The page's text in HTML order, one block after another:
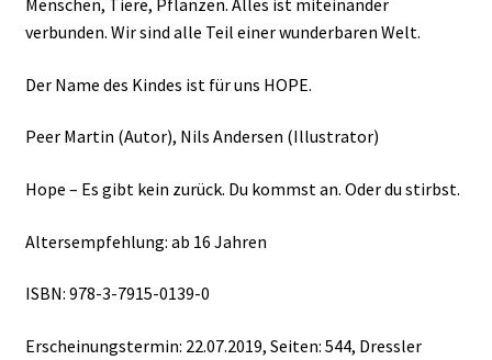
Menschen, Tiere, Pflanzen. Alles ist miteinander
verbunden. Wir sind alle Teil einer wunderbaren Welt.
Der Name des Kindes ist für uns HOPE.
Peer Martin (Autor), Nils Andersen (Illustrator)
Hope – Es gibt kein zurück. Du kommst an. Oder du stirbst.
Altersempfehlung: ab 16 Jahren
ISBN: 978-3-7915-0139-0
Erscheinungstermin: 22.07.2019, Seiten: 544, Dressler